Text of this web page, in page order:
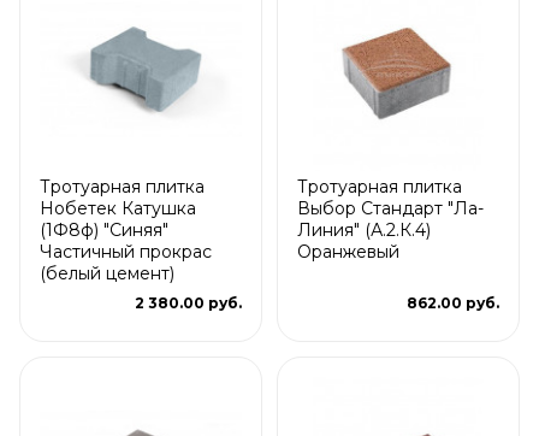
Тротуарная плитка
Нобетек Катушка
(1Ф8ф) "Синяя"
Частичный прокрас
(белый цемент)
2 380.00 руб.
Тротуарная плитка
Выбор Стандарт "Ла-
Линия" (А.2.К.4)
Оранжевый
862.00 руб.